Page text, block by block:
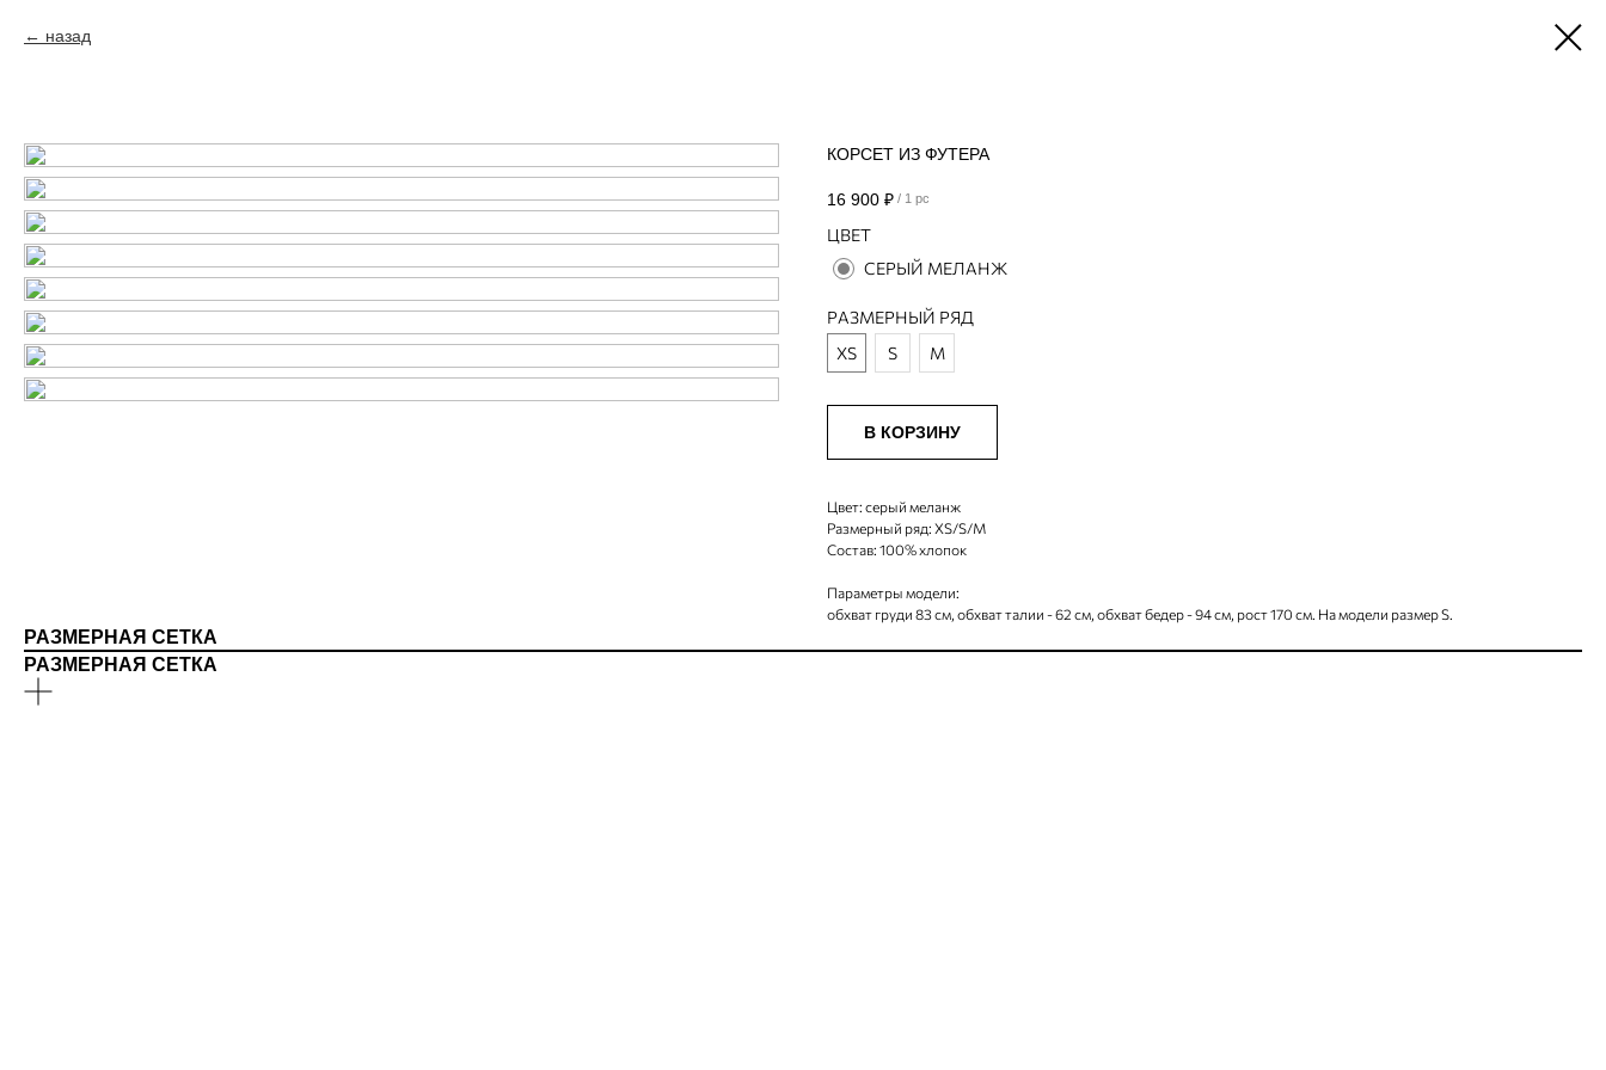
назад
КОРСЕТ ИЗ ФУТЕРА
16 900 ₽ / 1 pc
ЦВЕТ
СЕРЫЙ МЕЛАНЖ
РАЗМЕРНЫЙ РЯД
XS
S M
В КОРЗИНУ
Цвет: серый меланж
Размерный ряд: XS/S/M
Состав: 100% хлопок
Параметры модели:
обхват груди 83 см, обхват талии - 62 см, обхват бедер - 94 см, рост 170 см. На модели размер S.
РАЗМЕРНАЯ СЕТКА
РАЗМЕРНАЯ СЕТКА